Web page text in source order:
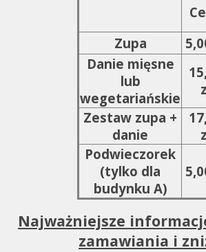
Zupa
Danie mięsne
lub
wegetariańskie
Zestaw zupa +
danie
Podwieczorek
(tylko dla
budynku A)
Najważniejsze
zamawiania i